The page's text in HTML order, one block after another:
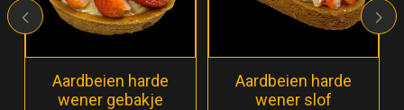
Aardbeien harde
wener gebakje
Aardbeien harde
wener slof